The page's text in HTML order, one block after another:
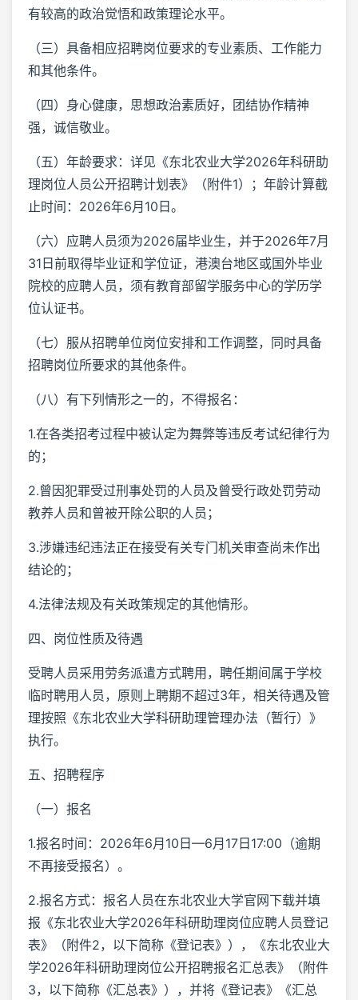
有较高的政治觉悟和政策理论水平。
（三）具备相应招聘岗位要求的专业素质、工作能力
和其他条件。
（四）身心健康，思想政治素质好，团结协作精神
强，诚信敬业。
（五）年龄要求：详见《东北农业大学2026年科研助
理岗位人员公开招聘计划表》（附件1）；年龄计算截
止时间：2026年6月10日。
（六）应聘人员须为2026届毕业生，并于2026年7月
31日前取得毕业证和学位证，港澳台地区或国外毕业
院校的应聘人员，须有教育部留学服务中心的学历学
位认证书。
（七）服从招聘单位岗位安排和工作调整，同时具备
招聘岗位所要求的其他条件。
（八）有下列情形之一的，不得报名：
1.在各类招考过程中被认定为舞弊等违反考试纪律行为
的；
2.曾因犯罪受过刑事处罚的人员及曾受行政处罚劳动
教养人员和曾被开除公职的人员；
3.涉嫌违纪违法正在接受有关专门机关审查尚未作出
结论的；
4.法律法规及有关政策规定的其他情形。
四、岗位性质及待遇
受聘人员采用劳务派遣方式聘用，聘任期间属于学校
临时聘用人员，原则上聘期不超过3年，相关待遇及管
理按照《东北农业大学科研助理管理办法（暂行）》
执行。
五、招聘程序
（一）报名
1.报名时间：2026年6月10日—6月17日17:00（逾期
不再接受报名）。
2.报名方式：报名人员在东北农业大学官网下载并填
报《东北农业大学2026年科研助理岗位应聘人员登记
表》（附件2，以下简称《登记表》），《东北农业大
学2026年科研助理岗位公开招聘报名汇总表》（附件
3，以下简称《汇总表》），并将《登记表》《汇总